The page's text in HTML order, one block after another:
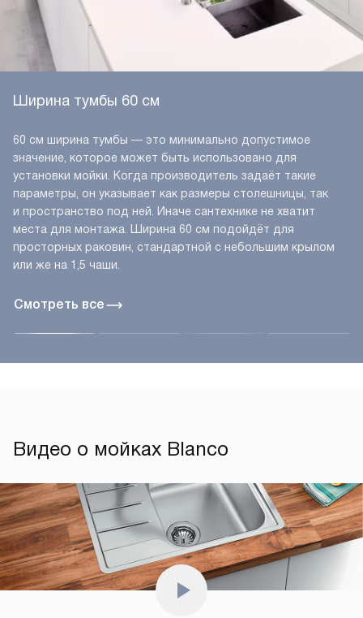
Смотреть все
Ширина тумбы 60 см
60 см ширина тумбы — это минимально допустимое
значение, которое может быть использовано для
установки мойки. Когда производитель задаёт такие
параметры, он указывает как размеры столешницы, так
и пространство под ней. Иначе сантехнике не хватит
места для монтажа. Ширина 60 см подойдёт для
просторных раковин, стандартной с небольшим крылом
или же на 1,5 чаши.
Видео о мойках Blanco